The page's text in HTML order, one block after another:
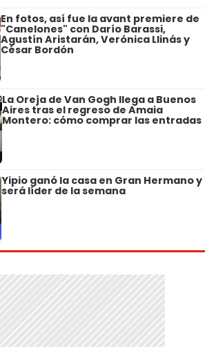
En fotos, así fue la avant premiere de
"Canelones" con Darío Barassi,
Agustín Aristarán, Verónica Llinás y
César Bordón
La Oreja de Van Gogh llega a Buenos
Aires tras el regreso de Amaia
Montero: cómo comprar las entradas
Yipio ganó la casa en Gran Hermano y
será líder de la semana